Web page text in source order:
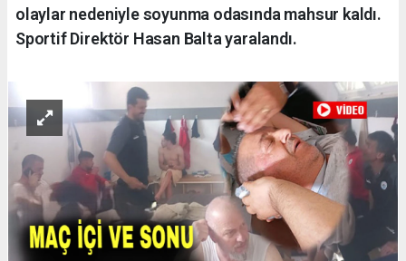
olaylar nedeniyle soyunma odasında mahsur kaldı.
Sportif Direktör Hasan Balta yaralandı.